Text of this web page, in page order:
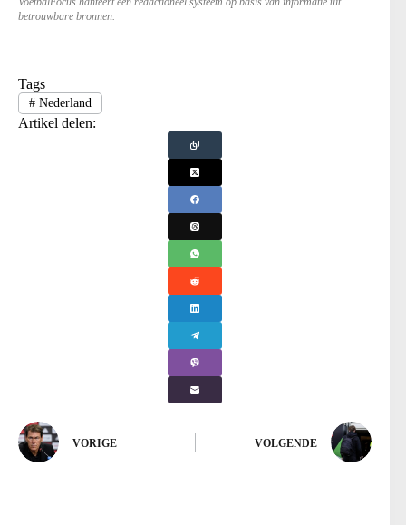
betrouwbare bronnen.
Tags
#Nederland
Artikel delen:
VORIGE VOLGENDE